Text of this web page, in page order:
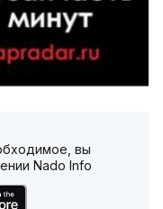
вы
Nado Info